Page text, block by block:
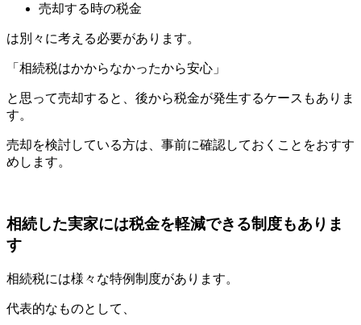
売却する時の税金
は別々に考える必要があります。
「相続税はかからなかったから安心」
と思って売却すると、後から税金が発生するケースもありま
す。
売却を検討している方は、事前に確認しておくことをおすす
めします。
相続した実家には税金を軽減できる制度もありま
す
相続税には様々な特例制度があります。
代表的なものとして、